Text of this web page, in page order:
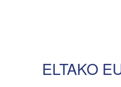
ELTAKO